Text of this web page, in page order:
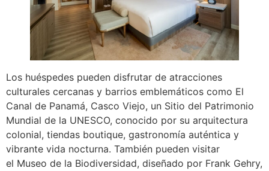
Los huéspedes pueden disfrutar de atracciones
culturales cercanas y barrios emblemáticos como El
Canal de Panamá, Casco Viejo, un Sitio del Patrimonio
Mundial de la UNESCO, conocido por su arquitectura
colonial, tiendas boutique, gastronomía auténtica y
vibrante vida nocturna. También pueden visitar
el Museo de la Biodiversidad, diseñado por Frank Gehry,